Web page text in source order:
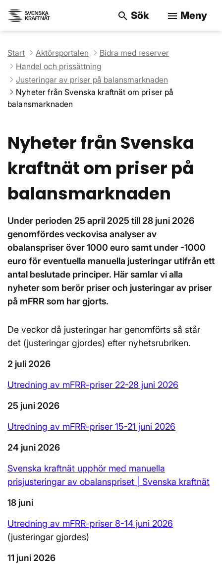
search Sök menu Meny
Start Aktörsportalen
Bidra med reserver
Handel och prissättning
Justeringar av priser på balansmarknaden
Nyheter från Svenska kraftnät om priser på
balansmarknaden
Nyheter från Svenska
kraftnät om priser på
balansmarknaden
Under perioden 25 april 2025 till 28 juni 2026
genomfördes veckovisa analyser av
obalanspriser över 1000 euro samt under -1000
euro för eventuella manuella justeringar utifrån ett
antal beslutade principer. Här samlar vi alla
nyheter som berör priser och justeringar av priser
på mFRR som har gjorts.
De veckor då justeringar har genomförts så står
det (justeringar gjordes) efter nyhetsrubriken.
2 juli 2026
Utredning av mFRR-priser 22-28 juni 2026
25 juni 2026
Utredning av mFRR-priser 15-21 juni 2026
24 juni 2026
Svenska kraftnät upphör med manuella
prisjusteringar av obalanspriset | Svenska kraftnät
18 juni
Utredning av mFRR-priser 8-14 juni 2026
(justeringar gjordes)
11 juni 2026